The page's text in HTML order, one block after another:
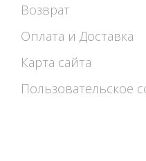
Возврат
Оплата и Доставка
Карта сайта
Пользовательское